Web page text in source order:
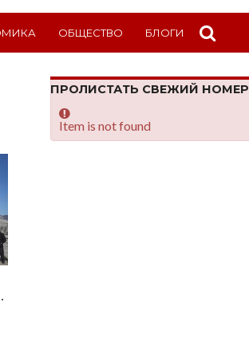
ОБЩЕСТВО БЛОГИ
ПРОЛИСТАТЬ СВЕЖИЙ НОМЕР
Item is not found